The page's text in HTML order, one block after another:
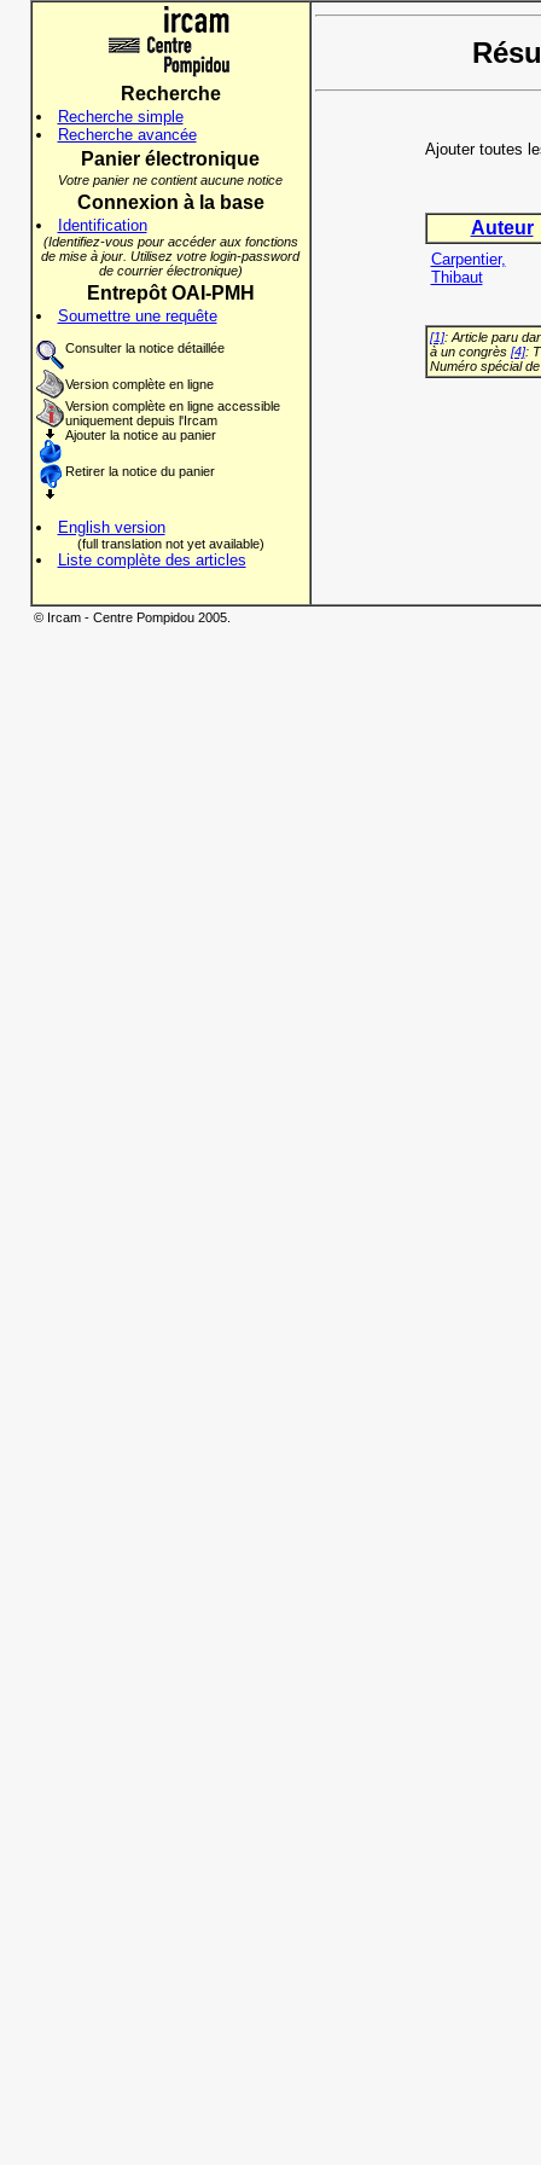
Recherche
Recherche simple
Recherche avancée
Panier électronique
Votre panier ne contient aucune notice
Connexion à la base
Identification
(Identifiez-vous pour accéder aux fonctions
de mise à jour. Utilisez votre login-password
de courrier électronique)
Entrepôt OAI-PMH
Soumettre une requête
Consulter la notice détaillée
Version complète en ligne
Version complète en ligne accessible
uniquement depuis l'Ircam
Ajouter la notice au panier
Retirer la notice du panier
English version
(full translation not yet available)
Liste complète des articles
Ajouter toutes
Auteur
Carpentier,
Thibaut
[1]: Article paru
à un congrès [4]:
Numéro spécial
© Ircam - Centre Pompidou 2005.